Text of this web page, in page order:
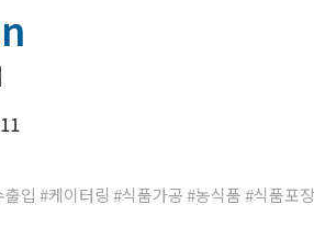
입 #케이터링 #식품가공 #농식품 #식품포